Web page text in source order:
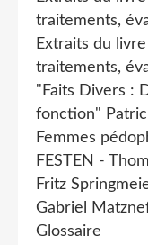
traitements,
Extraits du
traitements,
"Faits Divers :
fonction"
Femmes
FESTEN -
Fritz
Gabriel
Glossaire